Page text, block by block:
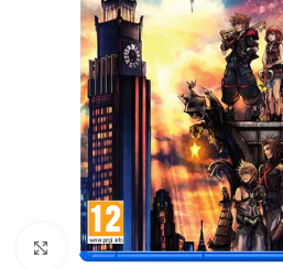
Nhấp để phóng to